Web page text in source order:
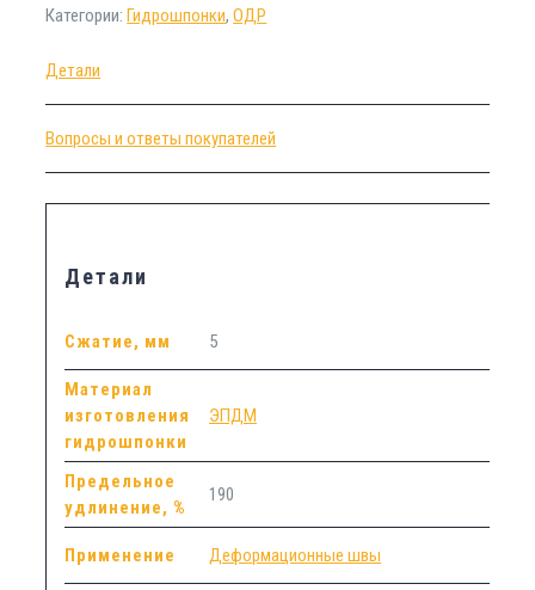
Категории:Гидрошпонки,ОДР
Детали
Вопросы и ответы покупателей
Детали
Сжатие, мм 5
Материал
изготовления
гидрошпонки
ЭПДМ
Предельное
удлинение, %
190
Применение Деформационные швы